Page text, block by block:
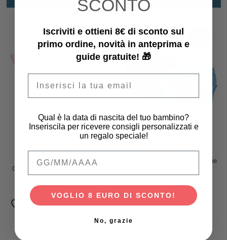
Zoocchini
Set Baby Costumino
Contenitivo + Cappellino - Allie
l'Alicorno - UPF 50+
22,90 €
Zoocchini
Costumino Contenitivo - Sophie
26,90 € 21,52 €
SCONTO
Iscriviti e ottieni 8€ di sconto sul
primo ordine, novità in anteprima e
guide gratuite! 🎁
Qual è la data di nascita del tuo bambino?
Inseriscila per ricevere consigli personalizzati e
un regalo speciale!
VOGLIO 8 EURO DI SCONTO!
No, grazie